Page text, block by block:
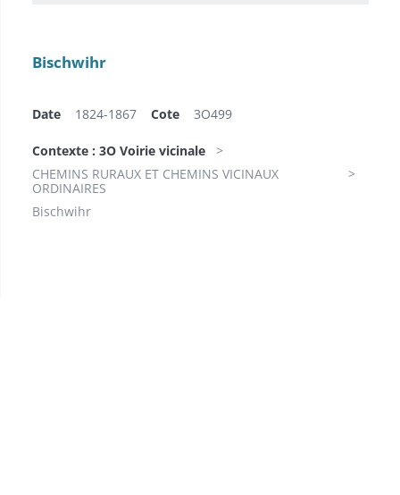
Bischwihr
Date 1824-1867 Cote 3O499
Contexte : 3O Voirie vicinale
CHEMINS RURAUX ET CHEMINS VICINAUX
ORDINAIRES
Bischwihr